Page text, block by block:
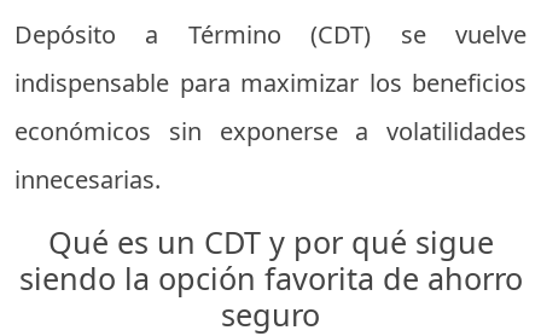
Depósito a Término (CDT) se vuelve
indispensable para maximizar los beneficios
económicos sin exponerse a volatilidades
innecesarias.
Qué es un CDT y por qué sigue
siendo la opción favorita de ahorro
seguro